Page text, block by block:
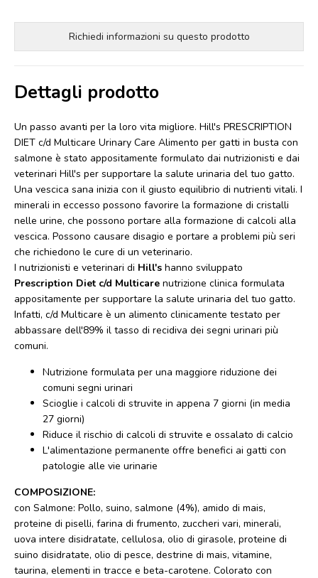
Richiedi informazioni su questo prodotto
Dettagli prodotto
Un passo avanti per la loro vita migliore. Hill's PRESCRIPTION
DIET c/d Multicare Urinary Care Alimento per gatti in busta con
salmone è stato appositamente formulato dai nutrizionisti e dai
veterinari Hill's per supportare la salute urinaria del tuo gatto.
Una vescica sana inizia con il giusto equilibrio di nutrienti vitali. I
minerali in eccesso possono favorire la formazione di cristalli
nelle urine, che possono portare alla formazione di calcoli alla
vescica. Possono causare disagio e portare a problemi più seri
che richiedono le cure di un veterinario.
I nutrizionisti e veterinari di Hill's hanno sviluppato
Prescription Diet c/d Multicare nutrizione clinica formulata
appositamente per supportare la salute urinaria del tuo gatto.
Infatti, c/d Multicare è un alimento clinicamente testato per
abbassare dell'89% il tasso di recidiva dei segni urinari più
comuni.
Nutrizione formulata per una maggiore riduzione dei
comuni segni urinari
Scioglie i calcoli di struvite in appena 7 giorni (in media
27 giorni)
Riduce il rischio di calcoli di struvite e ossalato di calcio
L'alimentazione permanente offre benefici ai gatti con
patologie alle vie urinarie
COMPOSIZIONE:
con Salmone: Pollo, suino, salmone (4%), amido di mais,
proteine di piselli, farina di frumento, zuccheri vari, minerali,
uova intere disidratate, cellulosa, olio di girasole, proteine di
suino disidratate, olio di pesce, destrine di mais, vitamine,
taurina, elementi in tracce e beta-carotene. Colorato con